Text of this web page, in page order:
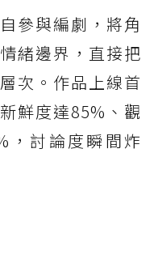
參與編劇，將角
緒邊界，直接把
次。作品上線首
鮮度達85%、觀
，討論度瞬間炸